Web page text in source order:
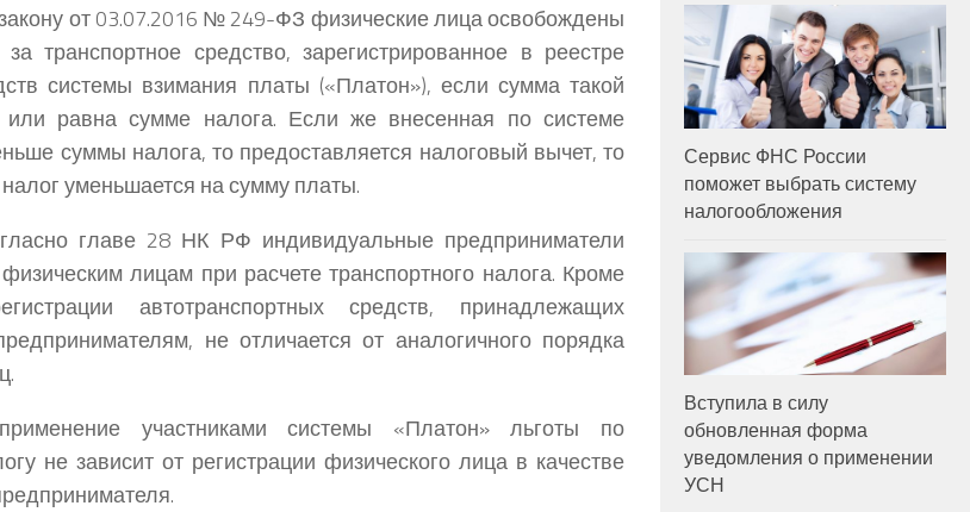
от 03.07.2016 № 249-ФЗ физические лица освобождены
транспортное средство, зарегистрированное в реестре
системы взимания платы («Платон»), если сумма такой
равна сумме налога. Если же внесенная по системе
суммы налога, то предоставляется налоговый вычет, то
уменьшается на сумму платы.
главе 28 НК РФ индивидуальные предприниматели
лицам при расчете транспортного налога. Кроме
автотранспортных средств, принадлежащих
не отличается от аналогичного порядка
участниками системы «Платон» льготы по
не зависит от регистрации физического лица в качестве
Сервис ФНС России
поможет выбрать систему
налогообложения
Вступила в силу
обновленная форма
уведомления о применении
УСН